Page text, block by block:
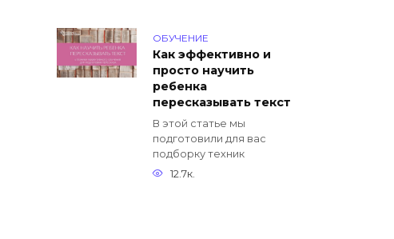
ОБУЧЕНИЕ
Как эффективно и
просто научить
ребенка
пересказывать текст
В этой статье мы
подготовили для вас
подборку техник
12.7к.